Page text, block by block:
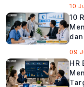
10
10
09
HR